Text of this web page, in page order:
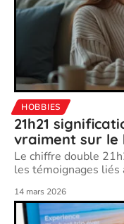
HOBBIES
21h21
vraiment sur le
Le chiffre double
les témoignages liés
14 mars 2026